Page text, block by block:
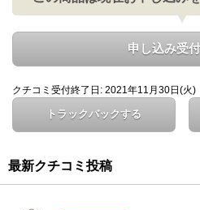
申し込み受
クチコミ受付終了日: 2021年11月30日(火)
トラックバックする
最新クチコミ投稿